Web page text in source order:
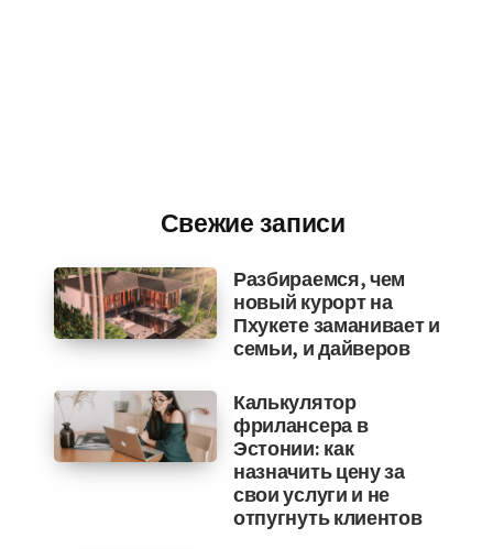
Свежие записи
Разбираемся, чем
новый курорт на
Пхукете заманивает и
семьи, и дайверов
Калькулятор
фрилансера в
Эстонии: как
назначить цену за
свои услуги и не
отпугнуть клиентов